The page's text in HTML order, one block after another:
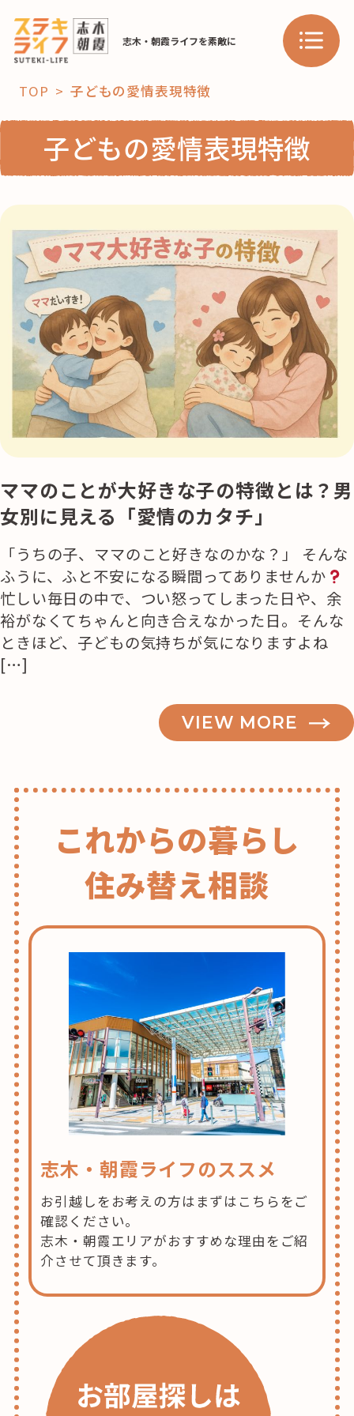
志木・朝霞ライフを素敵に
「コト」
子育て
暮らし
おすすめ
スポット
「場」
HAREL HAREL
活用事例
「モノ」
協賛・協力店
コーディネーター紹介
TOP 子どもの愛情表現特徴
子どもの愛情表現特徴
ママのことが大好きな子の特徴とは？男
女別に見える「愛情のカタチ」
「うちの子、ママのこと好きなのかな？」 そんな
ふうに、ふと不安になる瞬間ってありませんか
忙しい毎日の中で、つい怒ってしまった日や、余
裕がなくてちゃんと向き合えなかった日。そんな
ときほど、子どもの気持ちが気になりますよね
[…]
VIEW MORE
これからの暮らし
住み替え相談
志木・朝霞ライフのススメ
お引越しをお考えの方はまずはこちらをご
確認ください。
志木・朝霞エリアがおすすめな理由をご紹
介させて頂きます。